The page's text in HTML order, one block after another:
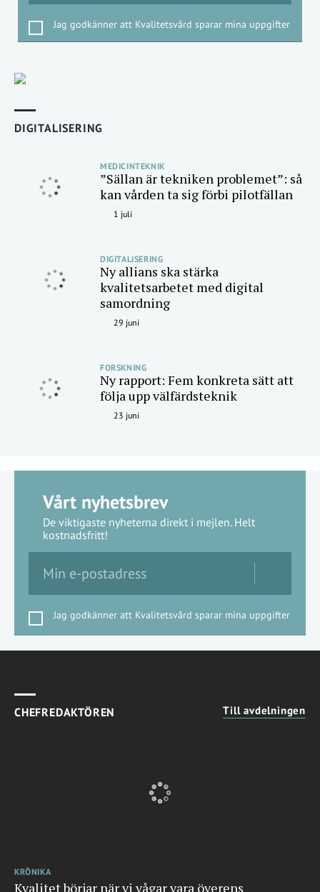
Jag godkänner att Kvalitetsvård sparar mina uppgifter
DIGITALISERING
MEDICINTEKNIK
”Sällan är tekniken problemet”: så
kan vården ta sig förbi pilotfällan
1 juli
DIGITALISERING
Ny allians ska stärka
kvalitetsarbetet med digital
samordning
29 juni
FORSKNING
Ny rapport: Fem konkreta sätt att
följa upp välfärdsteknik
23 juni
Vårt nyhetsbrev
De viktigaste nyheterna direkt i mejlen. Helt
kostnadsfritt!
Jag godkänner att Kvalitetsvård sparar mina uppgifter
CHEFREDAKTÖREN Till avdelningen
KRÖNIKA
Kvalitet börjar när vi vågar vara överens